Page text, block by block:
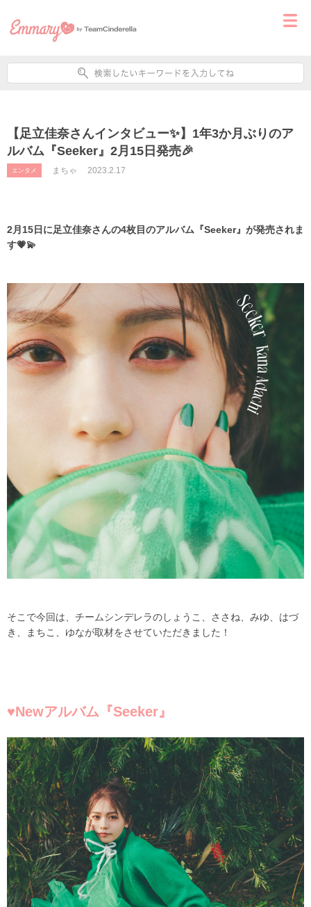
【足立佳奈さんインタビュー✨】1年3か月ぶりのア
ルバム『Seeker』2月15日発売🎉
エンタメ まちゃ 2023.2.17
2月15日に足立佳奈さんの4枚目のアルバム『Seeker』が発売されま
す💗💫
そこで今回は、チームシンデレラのしょうこ、ささね、みゆ、はづ
き、まちこ、ゆなが取材をさせていただきました！
♥️Newアルバム『Seeker』